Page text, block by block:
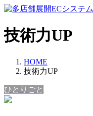
コ
テ
ン
ッ
プ
ナ
ゲ
ー
移
動
技術力UP
HOME
技術力UP
ひとりごと